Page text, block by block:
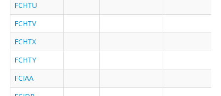
FCHTU
FCHTV
FCHTX
FCHTY
FCIAA